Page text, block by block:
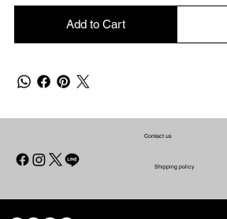
Add to Cart
Contact us
Shipping policy